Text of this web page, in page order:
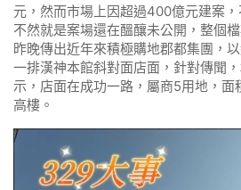
元，然而市場上因超過400億元建案，
不然就是案場還在醞釀未公開，整個
昨晚傳出近年來積極購地郡都集團，
一排漢神本館斜對面店面，針對傳聞
示，店面在成功一路，屬商5用地，
高樓。